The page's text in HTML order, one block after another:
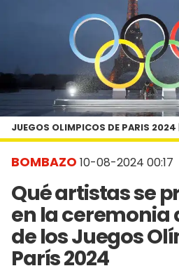
BOMBAZO 10-08-2024 00:17
Qué artistas se
en la ceremonia
de los Juegos
París 2024
JUEGOS OLIMPICOS DE PARIS 2024